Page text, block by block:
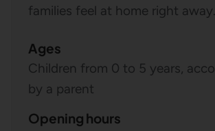
families feel at home right away.
Ages
Children from 0 to 5 years,
by a parent
Opening hours